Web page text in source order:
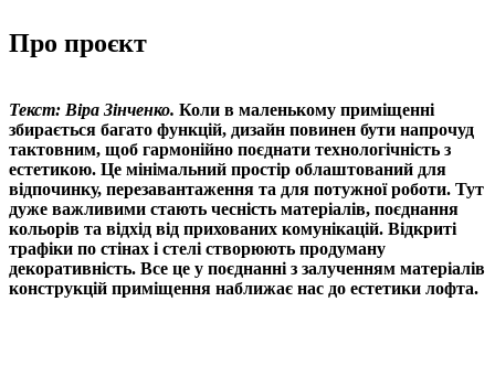
Про проєкт
Текст: Віра Зінченко. Коли в маленькому приміщенні
збирається багато функцій, дизайн повинен бути напрочуд
тактовним, щоб гармонійно поєднати технологічність з
естетикою. Це мінімальний простір облаштований для
відпочинку, перезавантаження та для потужної роботи. Тут
дуже важливими стають чесність матеріалів, поєднання
кольорів та відхід від прихованих комунікацій. Відкриті
трафіки по стінах і стелі створюють продуману
декоративність. Все це у поєднанні з залученням матеріалів
конструкцій приміщення наближає нас до естетики лофта.